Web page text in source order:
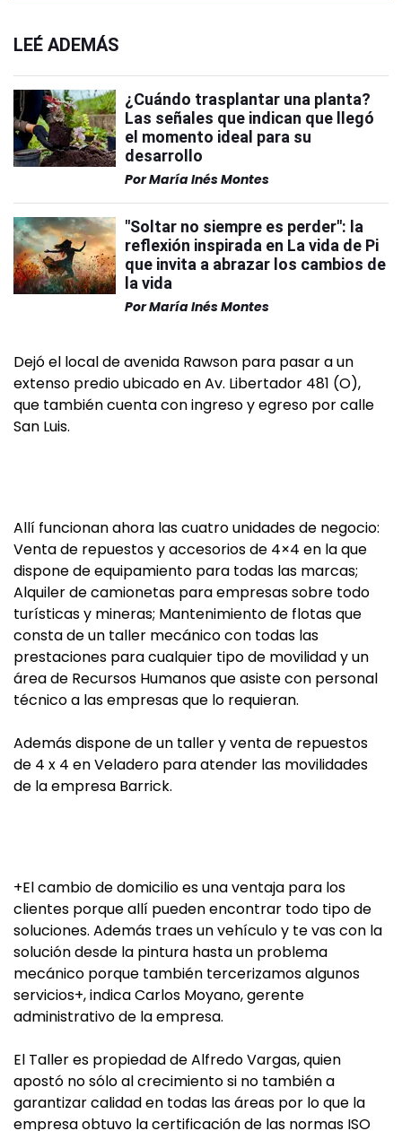
LEÉ ADEMÁS
¿Cuándo trasplantar una planta?
Las señales que indican que llegó
el momento ideal para su
desarrollo
PorMaría Inés Montes
"Soltar no siempre es perder": la
reflexión inspirada en La vida de Pi
que invita a abrazar los cambios de
la vida
PorMaría Inés Montes
Dejó el local de avenida Rawson para pasar a un
extenso predio ubicado en Av. Libertador 481 (O),
que también cuenta con ingreso y egreso por calle
San Luis.
Allí funcionan ahora las cuatro unidades de negocio:
Venta de repuestos y accesorios de 4×4 en la que
dispone de equipamiento para todas las marcas;
Alquiler de camionetas para empresas sobre todo
turísticas y mineras; Mantenimiento de flotas que
consta de un taller mecánico con todas las
prestaciones para cualquier tipo de movilidad y un
área de Recursos Humanos que asiste con personal
técnico a las empresas que lo requieran.
Además dispone de un taller y venta de repuestos
de 4 x 4 en Veladero para atender las movilidades
de la empresa Barrick.
+El cambio de domicilio es una ventaja para los
clientes porque allí pueden encontrar todo tipo de
soluciones. Además traes un vehículo y te vas con la
solución desde la pintura hasta un problema
mecánico porque también tercerizamos algunos
servicios+, indica Carlos Moyano, gerente
administrativo de la empresa.
El Taller es propiedad de Alfredo Vargas, quien
apostó no sólo al crecimiento si no también a
garantizar calidad en todas las áreas por lo que la
empresa obtuvo la certificación de las normas ISO